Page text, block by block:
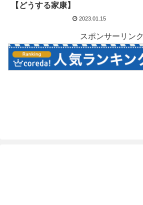
【どうする家康】
2023.01.15
スポンサーリンク